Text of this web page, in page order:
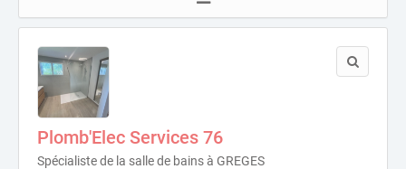
Plomb'Elec Services 76
Spécialiste de la salle de bains à GREGES